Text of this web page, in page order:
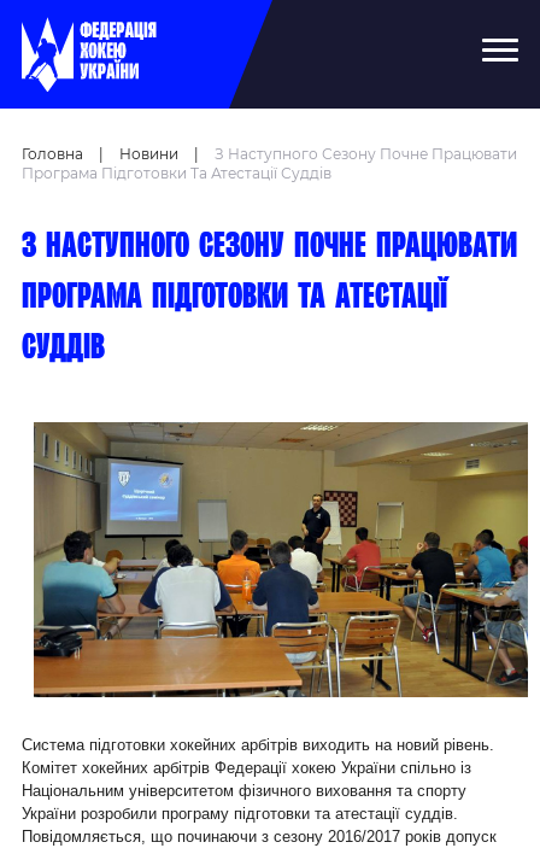
Головна Новини
З Наступного Сезону Почне Працювати
Програма Підготовки Та Атестації Суддів
З наступного сезону почне працювати
програма підготовки та атестації
суддів
Система підготовки хокейних арбітрів виходить на новий рівень.
Комітет хокейних арбітрів Федерації хокею України спільно із
Національним університетом фізичного виховання та спорту
України розробили програму підготовки та атестації суддів.
Повідомляється, що починаючи з сезону 2016/2017 років допуск